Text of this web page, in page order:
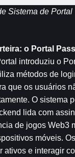
Sistema de Portal
o Portal
introduziu o
métodos de
que os usuários
O sistema
lida com
de jogos Web3
móveis.
e interagir